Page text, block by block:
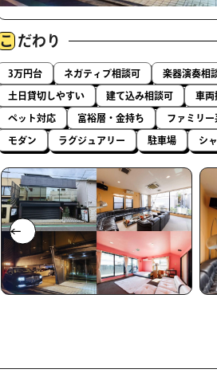
こ だわり
3万円台 ネガティブ相談可 楽器演奏相
土日貸切しやすい 建て込み相談可 車両
ペット対応 富裕層・金持ち ファミリー
モダン ラグジュアリー 駐車場 シ